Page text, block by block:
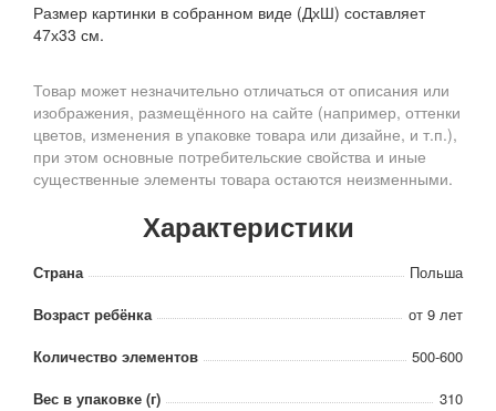
Размер картинки в собранном виде (ДхШ) составляет
47х33 см.
Товар может незначительно отличаться от описания или
изображения, размещённого на сайте (например, оттенки
цветов, изменения в упаковке товара или дизайне, и т.п.),
при этом основные потребительские свойства и иные
существенные элементы товара остаются неизменными.
Характеристики
Страна
Польша
Возраст ребёнка
от 9 лет
Количество элементов
500-600
Вес в упаковке (г)
310